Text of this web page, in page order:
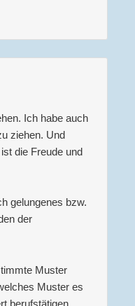
Ich habe auch
ziehen. Und
die Freude und
gelungenes bzw.
der
Muster
Muster es
berufstätigen